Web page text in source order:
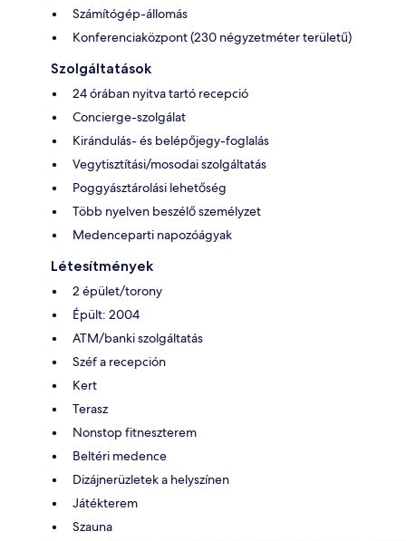
Számítógép-állomás
Konferenciaközpont (230 négyzetméter területű)
Szolgáltatások
24 órában nyitva tartó recepció
Concierge-szolgálat
Kirándulás- és belépőjegy-foglalás
Vegytisztítási/mosodai szolgáltatás
Poggyásztárolási lehetőség
Több nyelven beszélő személyzet
Medenceparti napozóágyak
Létesítmények
2 épület/torony
Épült: 2004
ATM/banki szolgáltatás
Széf a recepción
Kert
Terasz
Nonstop fitneszterem
Beltéri medence
Dizájnerüzletek a helyszínen
Játékterem
Szauna